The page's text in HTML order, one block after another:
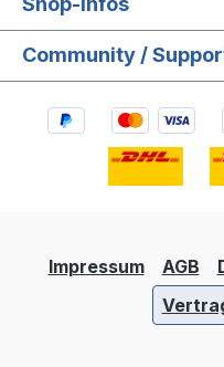
bereithalten.P102:
Gebrauch
Datenblatt Abs.4
Haar): Alle
Kleidungsstücke
mit Wasser
Community /
Impressum AGB